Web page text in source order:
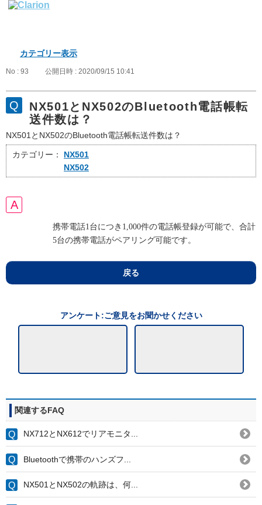
カテゴリー表示
No : 93 公開日時 : 2020/09/15 10:41
NX501とNX502のBluetooth電話帳転
送件数は？
NX501とNX502のBluetooth電話帳転送件数は？
カテゴリー：
NX501
NX502
携帯電話1台につき1,000件の電話帳登録が可能で、合計
5台の携帯電話がペアリング可能です。
戻る
アンケート:ご意見をお聞かせください
関連するFAQ
NX712とNX612でリアモニタ...
Bluetoothで携帯のハンズフ...
NX501とNX502の軌跡は、何...